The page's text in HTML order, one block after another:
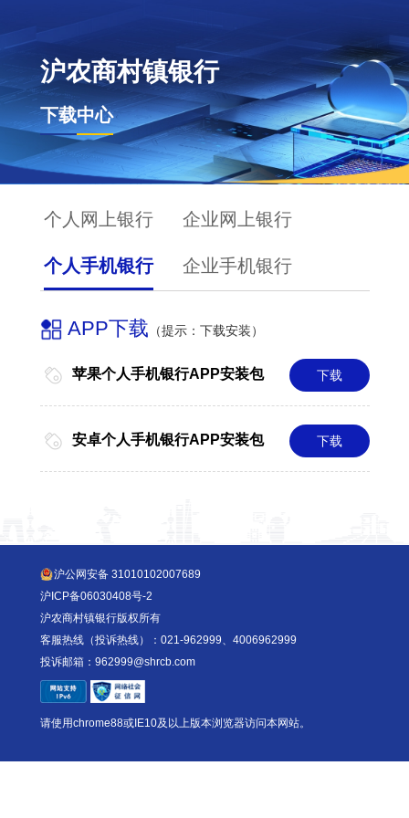
沪农商村镇银行
下载中心
个人网上银行 企业网上银行
个人手机银行 企业手机银行
APP下载 （提示：下载安装）
苹果个人手机银行APP安装包 下载
安卓个人手机银行APP安装包 下载
沪公网安备 31010102007689
沪ICP备06030408号-2
沪农商村镇银行版权所有
客服热线（投诉热线）：021-962999、4006962999
投诉邮箱：962999@shrcb.com
请使用chrome88或IE10及以上版本浏览器访问本网站。